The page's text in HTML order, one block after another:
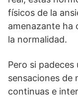
físicos de la
amenazante ha
la normalidad.
Pero si
sensaciones de
continuas e